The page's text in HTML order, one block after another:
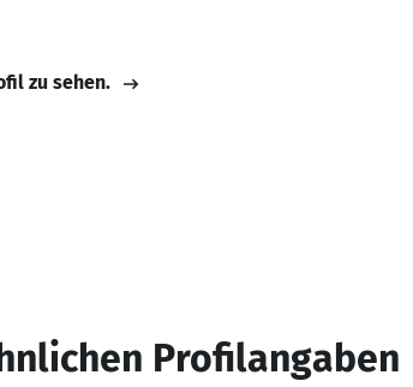
zu sehen.
Profilangaben